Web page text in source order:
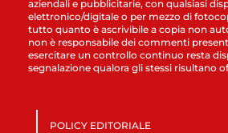
aziendali e pubblicitarie, con qualsiasi
elettronico/digitale o per mezzo di
tutto quanto è ascrivibile a copia non
non è responsabile dei commenti
esercitare un controllo continuo resta
segnalazione qualora gli stessi risultano
POLICY EDITORIALE